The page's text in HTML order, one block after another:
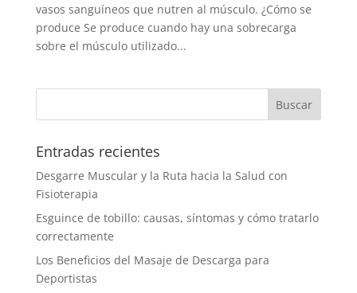
vasos sanguíneos que nutren al músculo. ¿Cómo se
produce Se produce cuando hay una sobrecarga
sobre el músculo utilizado...
Entradas recientes
Desgarre Muscular y la Ruta hacia la Salud con
Fisioterapia
Esguince de tobillo: causas, síntomas y cómo tratarlo
correctamente
Los Beneficios del Masaje de Descarga para
Deportistas